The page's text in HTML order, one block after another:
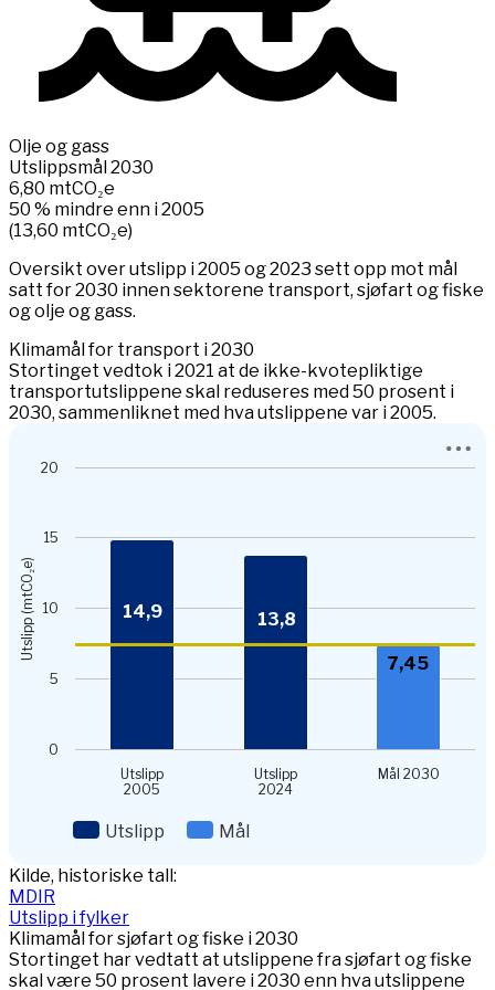
Olje og gass
Utslippsmål 2030
6,80 mtCO₂e
50 % mindre enn i 2005
(13,60 mtCO₂e)
Oversikt over utslipp i 2005 og 2023 sett opp mot mål
satt for 2030 innen sektorene transport, sjøfart og fiske
og olje og gass.
Klimamål for transport i 2030
Stortinget vedtok i 2021 at de ikke-kvotepliktige
transportutslippene skal reduseres med 50 prosent i
2030, sammenliknet med hva utslippene var i 2005.
The chart has 1 X axis displaying categories.
The chart has 1 Y axis displaying Utslipp (mtCO₂e). Data
Utslipp (mtCO₂e) 14,9 13,8
7,45
Utslipp
2005
Utslipp
2024
Mål 2030
0
5
10
15
20
Utslipp
Mål
End of interactive chart.
Kilde, historiske tall:
MDIR
Utslipp i fylker
Klimamål for sjøfart og fiske i 2030
Stortinget har vedtatt at utslippene fra sjøfart og fiske
skal være 50 prosent lavere i 2030 enn hva utslippene